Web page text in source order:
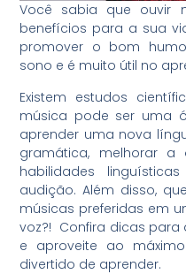
Você sabia que ouvir
benefícios para a sua
promover o bom
sono e é muito útil no
Existem estudos
música pode ser uma
aprender uma nova
gramática, melhorar a
habilidades
audição. Além disso,
músicas preferidas em
voz?! Confira dicas
e aproveite ao
divertido de aprender.